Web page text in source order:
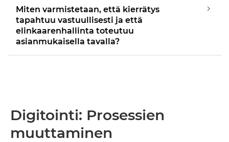
Miten varmistetaan, että kierrätys
tapahtuu vastuullisesti ja että
elinkaarenhallinta toteutuu
asianmukaisella tavalla?
Digitointi: Prosessien
muuttaminen